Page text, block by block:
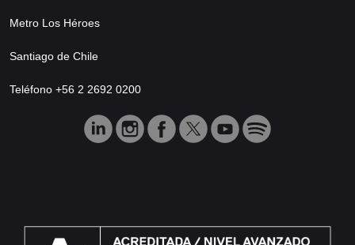
Metro Los Héroes
Santiago de Chile
Teléfono +56 2 2692 0200